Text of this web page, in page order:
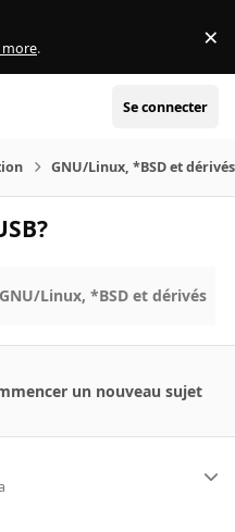
more. ×
Se connecter
GNU/Linux, *BSD et
GNU/Linux, *BSD et dérivés
un nouveau sujet